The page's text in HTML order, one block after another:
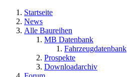
Startseite
News
Alle Baureihen
MB Datenbank
Fahrzeugdatenbank
Prospekte
Downloadarchiv